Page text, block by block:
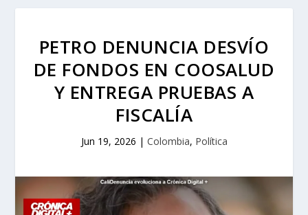
PETRO DENUNCIA DESVÍO
DE FONDOS EN COOSALUD
Y ENTREGA PRUEBAS A
FISCALÍA
Jun 19, 2026 | Colombia, Política